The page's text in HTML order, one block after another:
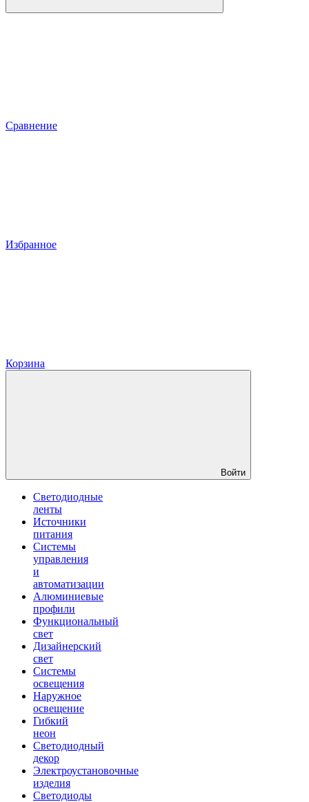
Сравнение
Избранное
Корзина
Войти
Светодиодные
ленты
Источники
питания
Системы
управления
и
автоматизации
Алюминиевые
профили
Функциональный
свет
Дизайнерский
свет
Системы
освещения
Наружное
освещение
Гибкий
неон
Светодиодный
декор
Электроустановочные
изделия
Светодиоды